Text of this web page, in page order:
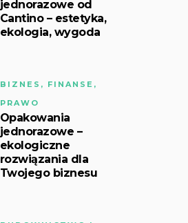
jednorazowe od
Cantino – estetyka,
ekologia, wygoda
BIZNES, FINANSE,
PRAWO
Opakowania
jednorazowe –
ekologiczne
rozwiązania dla
Twojego biznesu